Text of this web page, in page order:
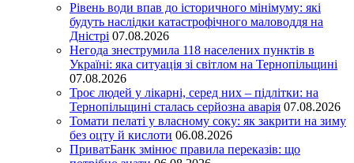
Рівень води впав до історичного мінімуму: які
будуть наслідки катастрофічного маловоддя на
Дністрі 07.08.2026
Негода знеструмила 118 населених пунктів в
Україні: яка ситуація зі світлом на Тернопільщині
07.08.2026
Троє людей у лікарні, серед них – підлітки: на
Тернопільщині сталась серйозна аварія 07.08.2026
Томати пелаті у власному соку: як закрити на зиму
без оцту й кислоти 06.08.2026
ПриватБанк змінює правила переказів: що